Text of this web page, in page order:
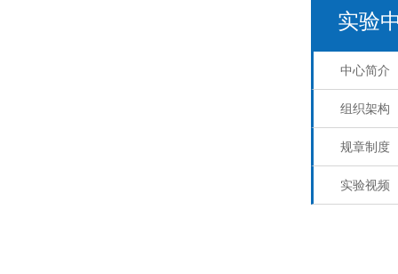
实验
中心简介
组织架构
规章制度
实验视频